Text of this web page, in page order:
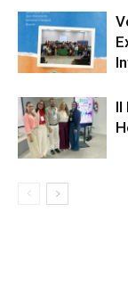
II